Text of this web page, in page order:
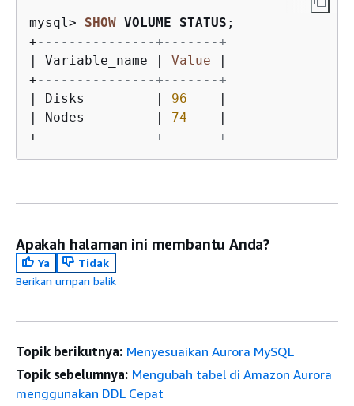
mysql> SHOW VOLUME STATUS
+---------------+-------+
|
Variable_name | Value
|
+---------------+-------+
|
Disks | 96
|
|
Nodes | 74
|
+---------------+-------+
Apakah halaman ini membantu Anda?
Ya
Tidak
Berikan umpan balik
Topik berikutnya: Menyesuaikan Aurora MySQL
Topik sebelumnya: Mengubah tabel di Amazon Aurora
menggunakan DDL Cepat